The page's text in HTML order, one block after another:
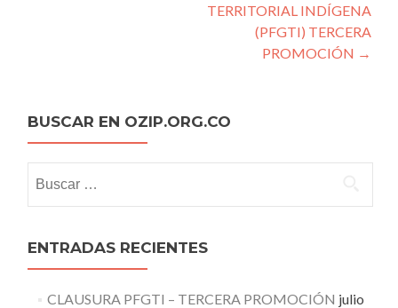
TERRITORIAL INDÍGENA
(PFGTI) TERCERA
PROMOCIÓN →
BUSCAR EN OZIP.ORG.CO
ENTRADAS RECIENTES
CLAUSURA PFGTI – TERCERA PROMOCIÓN julio